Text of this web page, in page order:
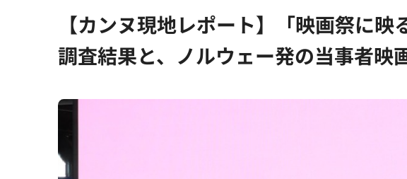
【カンヌ現地レポート】「映画祭に
調査結果と、ノルウェー発の当事者映